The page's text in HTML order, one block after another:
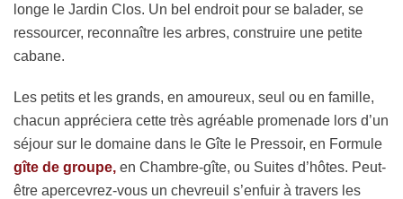
longe le Jardin Clos. Un bel endroit pour se balader, se
ressourcer, reconnaître les arbres, construire une petite
cabane.
Les petits et les grands, en amoureux, seul ou en famille,
chacun appréciera cette très agréable promenade lors d’un
séjour sur le domaine dans le Gîte le Pressoir, en Formule
gîte de groupe, en Chambre-gîte, ou Suites d’hôtes. Peut-
être apercevrez-vous un chevreuil s’enfuir à travers les